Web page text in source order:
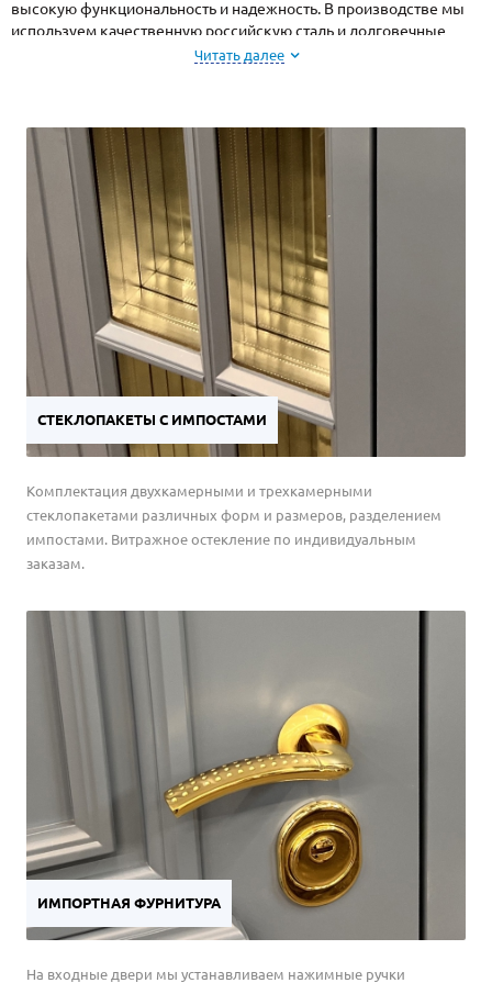
высокую функциональность и надежность. В производстве мы
используем качественную российскую сталь и долговечные
материалы, поэтому наши двери будут обеспечивать
Читать далее
СТЕКЛОПАКЕТЫ С ИМПОСТАМИ
Комплектация двухкамерными и трехкамерными
стеклопакетами различных форм и размеров, разделением
импостами. Витражное остекление по индивидуальным
заказам.
ИМПОРТНАЯ ФУРНИТУРА
На входные двери мы устанавливаем нажимные ручки